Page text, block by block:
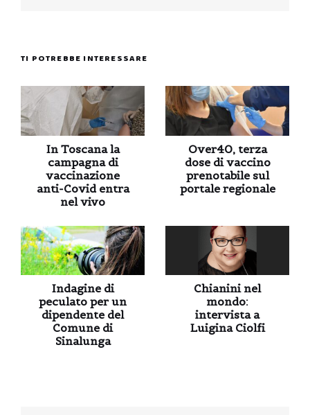
TI POTREBBE INTERESSARE
In Toscana la
campagna di
vaccinazione
anti-Covid entra
nel vivo
Over40, terza
dose di vaccino
prenotabile sul
portale regionale
Indagine di
peculato per un
dipendente del
Comune di
Sinalunga
Chianini nel
mondo:
intervista a
Luigina Ciolfi